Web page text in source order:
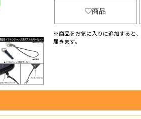
商品
※商品をお気に入りに追加すると
届きます。